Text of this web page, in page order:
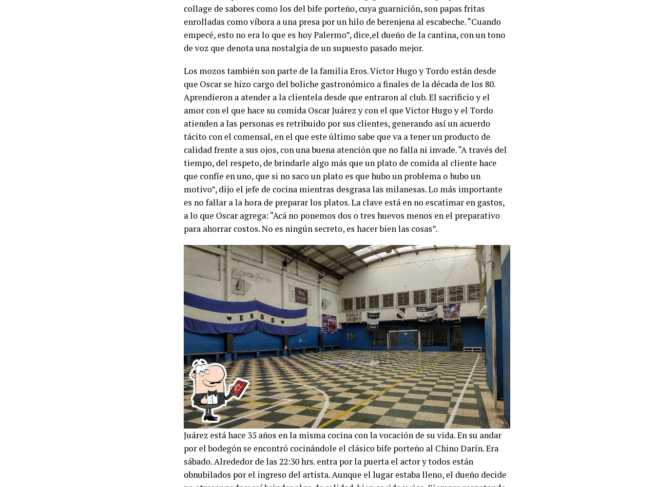
collage de sabores como los del bife porteño, cuya guarnición, son papas fritas
enrolladas como víbora a una presa por un hilo de berenjena al escabeche. “Cuando
empecé, esto no era lo que es hoy Palermo”, dice,el dueño de la cantina, con un tono
de voz que denota una nostalgia de un supuesto pasado mejor.
Los mozos también son parte de la familia Eros. Victor Hugo y Tordo están desde
que Oscar se hizo cargo del boliche gastronómico a finales de la década de los 80.
Aprendieron a atender a la clientela desde que entraron al club. El sacrificio y el
amor con el que hace su comida Oscar Juárez y con el que Victor Hugo y el Tordo
atienden a las personas es retribuido por sus clientes, generando así un acuerdo
tácito con el comensal, en el que este último sabe que va a tener un producto de
calidad frente a sus ojos, con una buena atención que no falla ni invade. “A través del
tiempo, del respeto, de brindarle algo más que un plato de comida al cliente hace
que confíe en uno, que si no saco un plato es que hubo un problema o hubo un
motivo”, dijo el jefe de cocina mientras desgrasa las milanesas. Lo más importante
es no fallar a la hora de preparar los platos. La clave está en no escatimar en gastos,
a lo que Oscar agrega: “Acá no ponemos dos o tres huevos menos en el preparativo
para ahorrar costos. No es ningún secreto, es hacer bien las cosas”.
Juárez está hace 35 años en la misma cocina con la vocación de su vida. En su andar
por el bodegón se encontró cocinándole el clásico bife porteño al Chino Darín. Era
sábado. Alrededor de las 22:30 hrs. entra por la puerta el actor y todos están
obnubilados por el ingreso del artista. Aunque el lugar estaba lleno, el dueño decide